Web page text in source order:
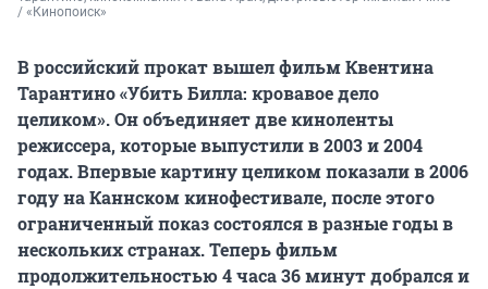
/ «Кинопоиск»
В российский прокат вышел фильм Квентина
Тарантино «Убить Билла: кровавое дело
целиком». Он объединяет две киноленты
режиссера, которые выпустили в 2003 и 2004
годах. Впервые картину целиком показали в 2006
году на Каннском кинофестивале, после этого
ограниченный показ состоялся в разные годы в
нескольких странах. Теперь фильм
продолжительностью 4 часа 36 минут добрался и